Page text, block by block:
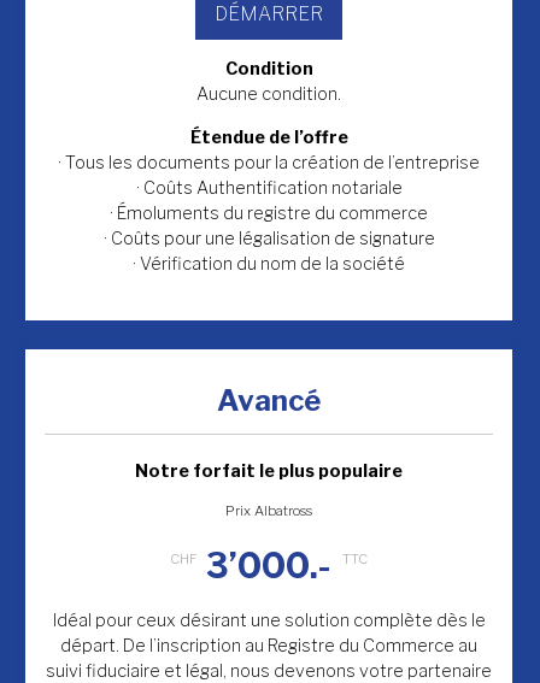
DÉMARRER
Condition
Aucune condition.
Étendue de l’offre
· Tous les documents pour la création de l’entreprise
· Coûts Authentification notariale
· Émoluments du registre du commerce
· Coûts pour une légalisation de signature
· Vérification du nom de la société
Avancé
Notre forfait le plus populaire
Prix Albatross
3’000.-
Idéal pour ceux désirant une solution complète dès le
départ. De l’inscription au Registre du Commerce au
suivi fiduciaire et légal, nous devenons votre partenaire